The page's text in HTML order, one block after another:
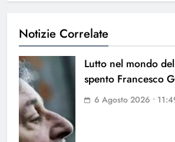
Notizie Correlate
Lutto nel mondo
spento Francesco
6 Agosto 2026 •